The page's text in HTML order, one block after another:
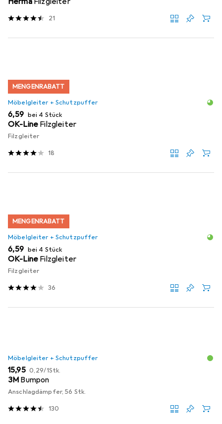
21
MENGENRABATT
Möbelgleiter + Schutzpuffer
EUR
6,59 bei 4 Stück
OK-Line Filzgleiter
Filzgleiter
18
MENGENRABATT
Möbelgleiter + Schutzpuffer
EUR
6,59 bei 4 Stück
OK-Line Filzgleiter
Filzgleiter
36
Möbelgleiter + Schutzpuffer
EUR
15,95 EUR
0,29/1Stk.
3M Bumpon
Anschlagdämpfer, 56 Stk.
130